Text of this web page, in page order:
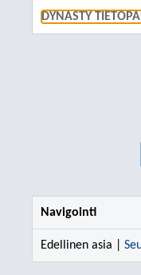
DYNASTY
Navigointi
Edellinen asia |